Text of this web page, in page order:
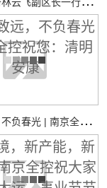
追
思致远，不负春光 | 南京全控祝您：清明安康